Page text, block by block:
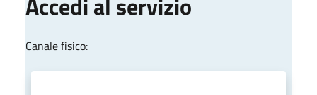
Canale fisico: